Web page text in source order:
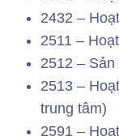
2432 –
2511 –
2512 –
2513 –
trung tâm)
2591 –